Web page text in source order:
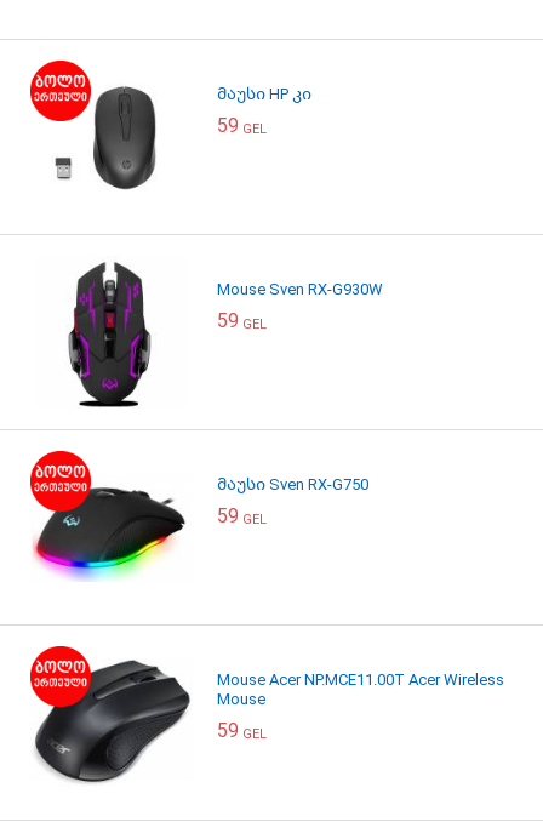
მაუსი HP კი
59 GEL
Mouse Sven RX-G930W
59 GEL
მაუსი Sven RX-G750
59 GEL
Mouse Acer NP.MCE11.00T Acer Wireless
Mouse
59 GEL